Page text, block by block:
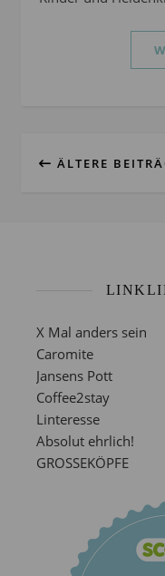
ÄLTERE
X Mal anders sein
Caromite
Jansens Pott
Coffee2stay
Linteresse
Absolut ehrlich!
GROSSEKÖPFE